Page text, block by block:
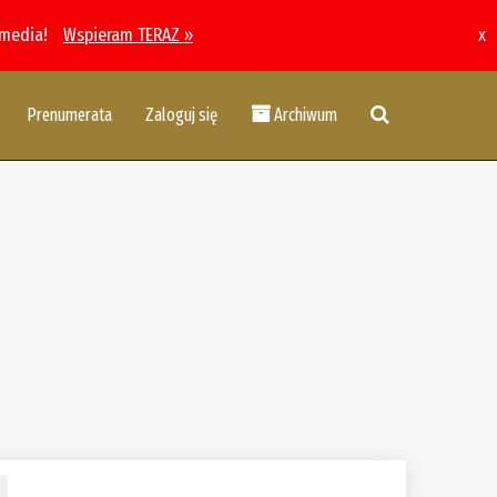
Wspieram TERAZ » x
Prenumerata Zaloguj się Archiwum